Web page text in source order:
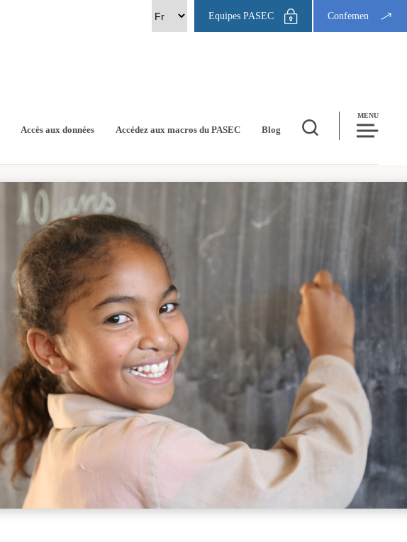
Equipes PASEC Confemen
Accès aux données Accédez aux macros du PASEC Blog
MENU